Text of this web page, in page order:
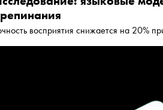
восприятия снижается на 20%